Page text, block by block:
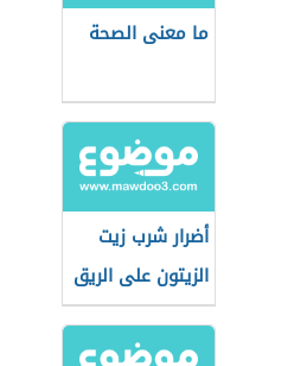
ما معنى الصحة
أضرار شرب زيت
الزيتون على الريق